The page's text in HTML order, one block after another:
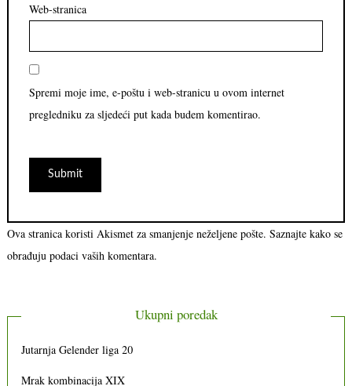
Web-stranica
Spremi moje ime, e-poštu i web-stranicu u ovom internet
pregledniku za sljedeći put kada budem komentirao.
Ova stranica koristi Akismet za smanjenje neželjene pošte. Saznajte kako se
obrađuju podaci vaših komentara.
Ukupni poredak
Jutarnja Gelender liga 20
Mrak kombinacija XIX